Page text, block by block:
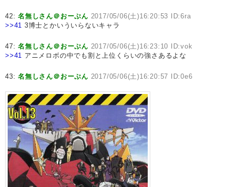
42:名無しさん＠おーぷん 2017/05/06(土)16:20:53 ID:6ra
>>41 3博士とかいういらないキャラ
47:名無しさん＠おーぷん 2017/05/06(土)16:23:10 ID:vok
>>41 アニメロボの中でも割と上位くらいの強さあるよな
43:名無しさん＠おーぷん 2017/05/06(土)16:20:57 ID:0e6